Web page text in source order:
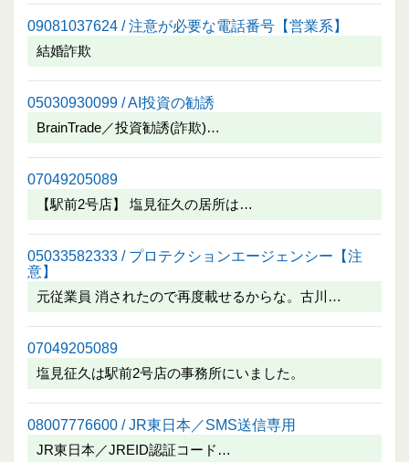
09081037624 / 注意が必要な電話番号【営業系】
結婚詐欺
05030930099 / AI投資の勧誘
BrainTrade／投資勧誘(詐欺)…
07049205089
【駅前2号店】 塩見征久の居所は…
05033582333 / プロテクションエージェンシー【注
意】
元従業員 消されたので再度載せるからな。古川…
07049205089
塩見征久は駅前2号店の事務所にいました。
08007776600 / JR東日本／SMS送信専用
JR東日本／JREID認証コード…